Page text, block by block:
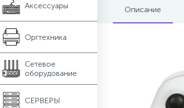
Аксессуары
Оргтехника
Сетевое
оборудование
СЕРВЕРЫ
Описание